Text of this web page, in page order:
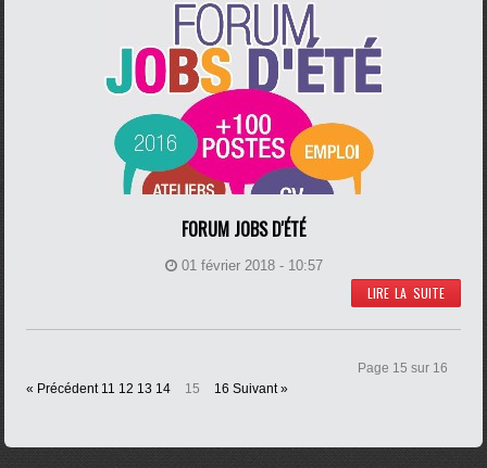
FORUM JOBS D'ÉTÉ
01 février 2018 - 10:57
LIRE LA SUITE
« Précédent 11 12 13 14 15 16 Suivant »
Page 15 sur 16